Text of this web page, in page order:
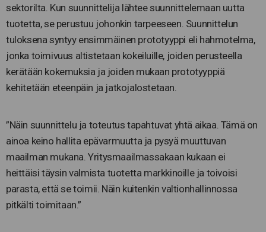
sektorilta. Kun suunnittelija lähtee suunnittelemaan uutta
tuotetta, se perustuu johonkin tarpeeseen. Suunnittelun
tuloksena syntyy ensimmäinen prototyyppi eli hahmotelma,
jonka toimivuus altistetaan kokeiluille, joiden perusteella
kerätään kokemuksia ja joiden mukaan prototyyppiä
kehitetään eteenpäin ja jatkojalostetaan.
”Näin suunnittelu ja toteutus tapahtuvat yhtä aikaa. Tämä on
ainoa keino hallita epävarmuutta ja pysyä muuttuvan
maailman mukana. Yritysmaailmassakaan kukaan ei
heittäisi täysin valmista tuotetta markkinoille ja toivoisi
parasta, että se toimii. Näin kuitenkin valtionhallinnossa
pitkälti toimitaan.”